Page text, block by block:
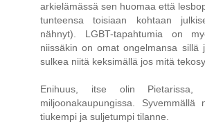
arkielämässä sen huomaa että
tunteensa toisiaan kohtaan
nähnyt). LGBT-tapahtumia on
niissäkin on omat ongelmansa sillä
sulkea niitä keksimällä jos mitä
Enihuus, itse olin Pietarissa,
miljoonakaupungissa. Syvemmällä
tiukempi ja suljetumpi tilanne.